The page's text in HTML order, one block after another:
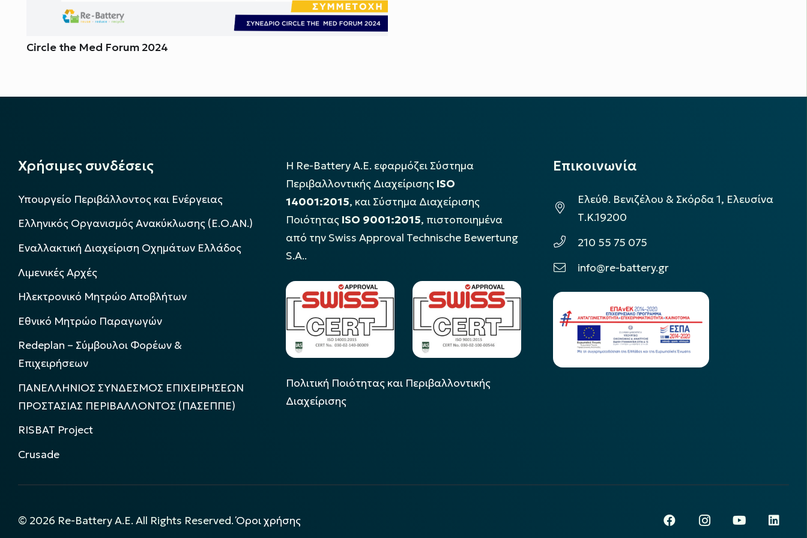
Circle the Med Forum 2024
Χρήσιμες συνδέσεις
Υπουργείο Περιβάλλοντος και Ενέργειας
Ελληνικός Οργανισμός Ανακύκλωσης (Ε.Ο.ΑΝ.)
Εναλλακτική Διαχείριση Οχημάτων Ελλάδος
Λιμενικές Αρχές
Ηλεκτρονικό Μητρώο Αποβλήτων
Εθνικό Μητρώο Παραγωγών
Redeplan – Σύμβουλοι Φορέων &
Επιχειρήσεων
ΠΑΝΕΛΛΗΝΙΟΣ ΣΥΝΔΕΣΜΟΣ ΕΠΙΧΕΙΡΗΣΕΩΝ
ΠΡΟΣΤΑΣΙΑΣ ΠΕΡΙΒΑΛΛΟΝΤΟΣ (ΠΑΣΕΠΠΕ)
RISBAT Project
Crusade
Η Re-Battery Α.Ε. εφαρμόζει Σύστημα
Περιβαλλοντικής Διαχείρισης ISO
14001:2015, και Σύστημα Διαχείρισης
Ποιότητας ISO 9001:2015, πιστοποιημένα
από την Swiss Approval Technische Bewertung
S.A..
Πολιτική Ποιότητας και Περιβαλλοντικής
Διαχείρισης
Επικοινωνία
Ελεύθ. Βενιζέλου & Σκόρδα 1, Ελευσίνα
Τ.Κ.19200
210 55 75 075
info@re-battery.gr
© 2026 Re-Battery A.E. All Rights Reserved.Όροι χρήσης